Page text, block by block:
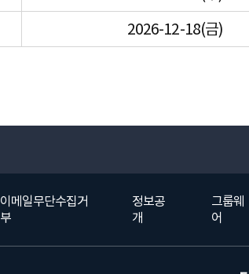
2026-12-18(금)
이메일무단수집거
부
정보공
개
그룹웨
어